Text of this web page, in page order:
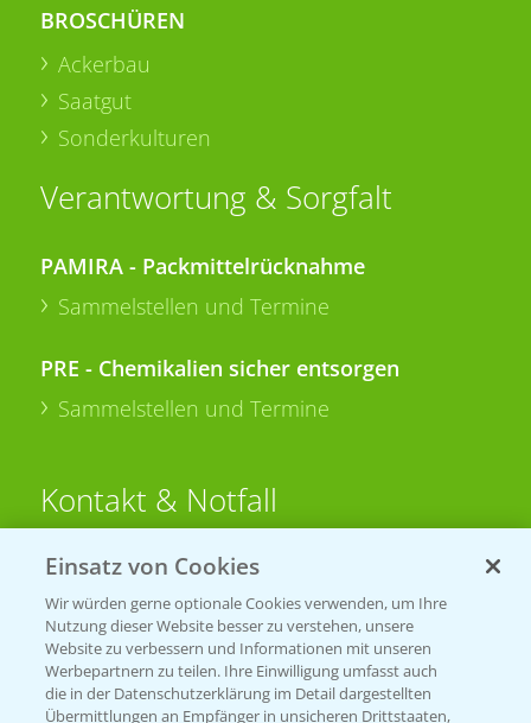
BROSCHÜREN
Ackerbau
Saatgut
Sonderkulturen
Verantwortung & Sorgfalt
PAMIRA - Packmittelrücknahme
Sammelstellen und Termine
PRE - Chemikalien sicher entsorgen
Sammelstellen und Termine
Kontakt & Notfall
Beratung auf WhatsApp
T.+49 (0)174 346 564 1
KONTAKT
Einsatz von Cookies
Wir würden gerne optionale Cookies verwenden, um Ihre
Nutzung dieser Website besser zu verstehen, unsere
Website zu verbessern und Informationen mit unseren
Werbepartnern zu teilen. Ihre Einwilligung umfasst auch
die in der Datenschutzerklärung im Detail dargestellten
Übermittlungen an Empfänger in unsicheren Drittstaaten,